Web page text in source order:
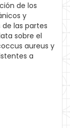
de los
y
las partes
sobre el
aureus y
a